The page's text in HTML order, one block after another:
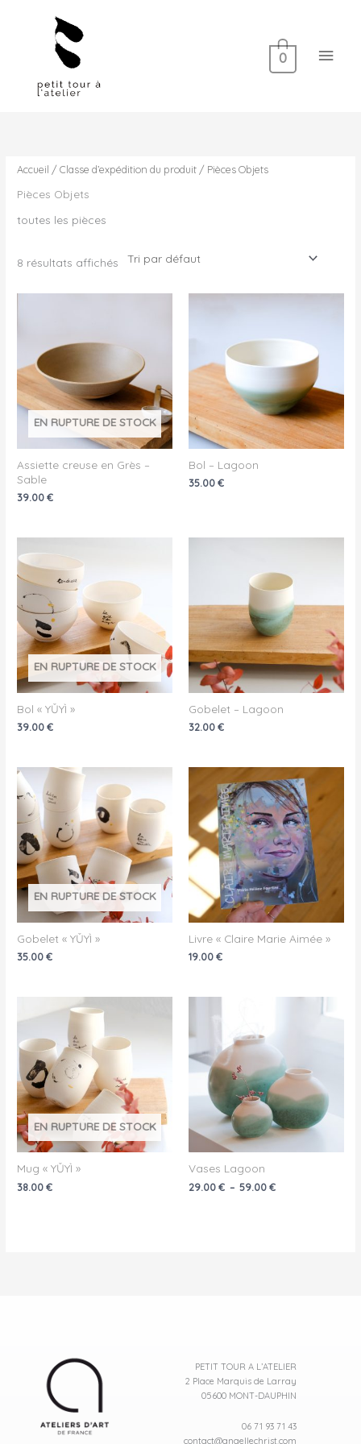
0
Accueil / Classe d’expédition du produit / Pièces Objets
Pièces Objets
toutes les pièces
8 résultats affichés
EN RUPTURE DE STOCK
Assiette creuse en Grès –
Sable
39.00€
Bol – Lagoon
35.00 €
EN RUPTURE DE STOCK
Bol « YǓYÌ »
39.00€
Gobelet – Lagoon
32.00 €
EN RUPTURE DE STOCK
Gobelet « YǓYÌ »
35.00€
Livre « Claire Marie Aimée »
19.00 €
EN RUPTURE DE STOCK
Mug « YǓYÌ »
38.00€
Vases Lagoon
29.00 € – 59.00 €
59.00 €
PETIT TOUR A L’ATELIER
2 Place Marquis de Larray
05600 MONT-DAUPHIN
06 71 93 71 43
contact@anaellechrist.com